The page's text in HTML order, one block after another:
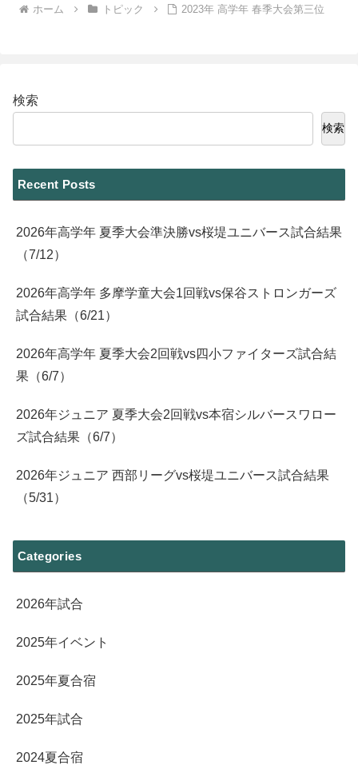
ホーム トピック 2023年 高学年 春季大会第三位
検索
検索
Recent Posts
2026年高学年 夏季大会準決勝vs桜堤ユニバース試合結果
（7/12）
2026年高学年 多摩学童大会1回戦vs保谷ストロンガーズ
試合結果（6/21）
2026年高学年 夏季大会2回戦vs四小ファイターズ試合結
果（6/7）
2026年ジュニア 夏季大会2回戦vs本宿シルバースワロー
ズ試合結果（6/7）
2026年ジュニア 西部リーグvs桜堤ユニバース試合結果
（5/31）
Categories
2026年試合
2025年イベント
2025年夏合宿
2025年試合
2024夏合宿